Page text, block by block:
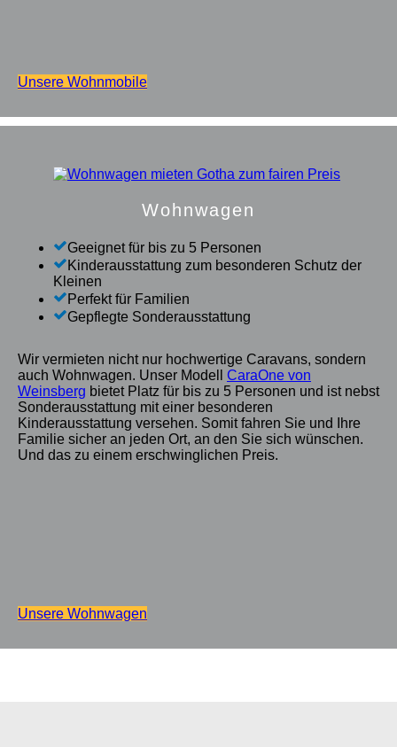
Unsere Wohnmobile
Wohnwagen
Geeignet für bis zu 5 Personen
Kinderausstattung zum besonderen Schutz der
Kleinen
Perfekt für Familien
Gepflegte Sonderausstattung
Wir vermieten nicht nur hochwertige Caravans, sondern
auch Wohnwagen. Unser Modell CaraOne von
Weinsberg bietet Platz für bis zu 5 Personen und ist nebst
Sonderausstattung mit einer besonderen
Kinderausstattung versehen. Somit fahren Sie und Ihre
Familie sicher an jeden Ort, an den Sie sich wünschen.
Und das zu einem erschwinglichen Preis.
Unsere Wohnwagen